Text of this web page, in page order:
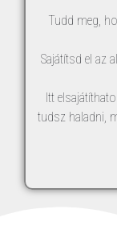
Tudd meg,
Sajátítsd el az
Itt
tudsz haladni,